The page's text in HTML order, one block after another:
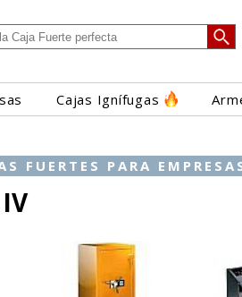
Cajas Ignífugas
FUERTES PARA